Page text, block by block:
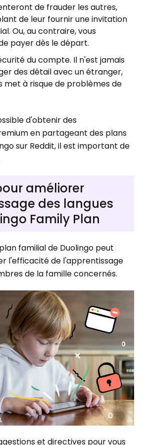
de frauder les autres,
de leur fournir une invitation
Ou, au contraire, vous
payer dès le départ.
du compte. Il n'est jamais
des détail avec un étranger,
met à risque de problèmes de
d'obtenir des
en partageant des plans
sur Reddit, il est important de
améliorer
des langues
Family Plan
familial de Duolingo peut
l'efficacité de l'apprentissage
de la famille concernés.
et directives pour vous